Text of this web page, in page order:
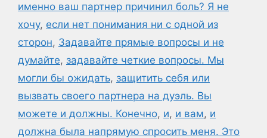
именно ваш партнер причинил боль? Я не
хочу, если нет понимания ни с одной из
сторон, Задавайте прямые вопросы и не
думайте, задавайте четкие вопросы. Мы
могли бы ожидать, защитить себя или
вызвать своего партнера на дуэль. Вы
можете и должны. Конечно, и, и вам, и
должна была напрямую спросить меня. Это